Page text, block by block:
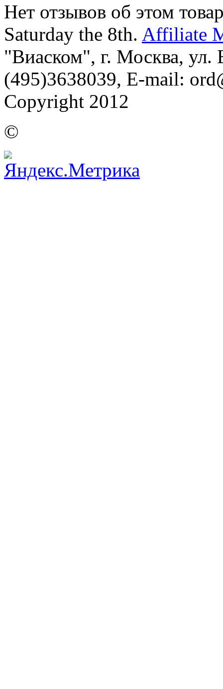
Нет отзывов об этом
Saturday the 8th. Affiliate
"Виаском", г. Москва, ул.
(495)3638039, E-mail:
Copyright 2012
©